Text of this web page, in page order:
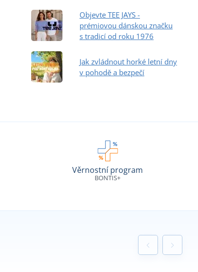
Objevte TEE JAYS -
prémiovou dánskou značku
s tradicí od roku 1976
Jak zvládnout horké letní dny
v pohodě a bezpečí
Věrnostní program
BONTIS+